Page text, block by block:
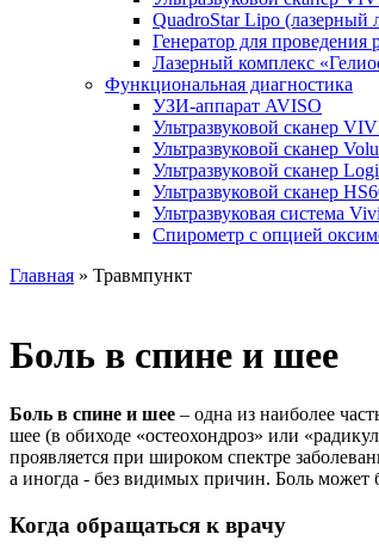
QuadroStar Lipo (лазерный
Генератор для
Лазерный комплекс
Функциональная диагностика
УЗИ-аппарат AVISO
Ультразвуковой сканер
Ультразвуковой сканер
Ультразвуковой сканер
Ультразвуковой сканер
Ультразвуковая система
Спирометр с опцией
Главная » Травмпункт
Боль в спине и шее
Боль в спине и шее – одна из наиболее
шее (в обиходе «остеохондроз» или
проявляется при широком спектре
а иногда - без видимых причин. Боль
Когда обращаться к врачу